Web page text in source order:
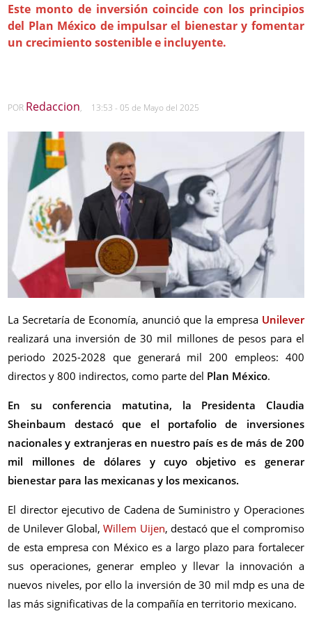
Este monto de inversión coincide con los principios
del Plan México de impulsar el bienestar y fomentar
un crecimiento sostenible e incluyente.
POR Redaccion, 13:53 - 05 de Mayo del 2025
La Secretaría de Economía, anunció que la empresa Unilever
realizará una inversión de 30 mil millones de pesos para el
periodo 2025-2028 que generará mil 200 empleos: 400
directos y 800 indirectos, como parte del Plan México.
En su conferencia matutina, la Presidenta Claudia
Sheinbaum destacó que el portafolio de inversiones
nacionales y extranjeras en nuestro país es de más de 200
mil millones de dólares y cuyo objetivo es generar
bienestar para las mexicanas y los mexicanos.
El director ejecutivo de Cadena de Suministro y Operaciones
de Unilever Global,Willem Uijen, destacó que el compromiso
de esta empresa con México es a largo plazo para fortalecer
sus operaciones, generar empleo y llevar la innovación a
nuevos niveles, por ello la inversión de 30 mil mdp es una de
las más significativas de la compañía en territorio mexicano.